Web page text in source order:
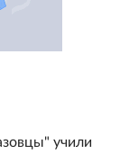
учили